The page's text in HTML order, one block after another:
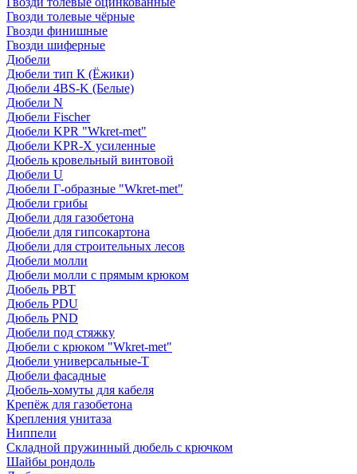
Гвозди толевые чёрные
Гвозди финишные
Гвозди шиферные
Дюбели
Дюбели тип К (Ёжики)
Дюбели 4BS-K (Белые)
Дюбели N
Дюбели Fischer
Дюбели KPR "Wkret-met"
Дюбели KPR-Х усиленные
Дюбель кровельный винтовой
Дюбели U
Дюбели Г-образные "Wkret-met"
Дюбели грибы
Дюбели для газобетона
Дюбели для гипсокартона
Дюбели для строительных лесов
Дюбели молли
Дюбели молли с прямым крюком
Дюбель PBT
Дюбель PDU
Дюбель PND
Дюбели под стяжку
Дюбели с крюком "Wkret-met"
Дюбели универсальные-Т
Дюбели фасадные
Дюбель-хомуты для кабеля
Крепёж для газобетона
Крепления унитаза
Ниппели
Складной пружинный дюбель с крючком
Шайбы рондоль